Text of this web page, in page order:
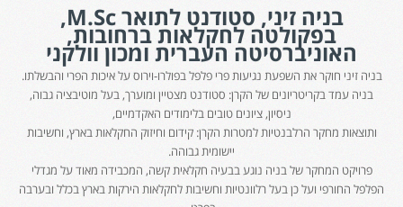
בניה זיני, סטודנט לתואר M.Sc,
בפקולטה לחקלאות ברחובות,
האוניברסיטה העברית ומכון וולקני
בניה זיני חוקר את השפעת נגיעות פרי פלפל בפולרו-וירוס על איכות הפרי והבשלתו.
בניה עמד בקריטריונים של הקרן: סטודנט מצטיין ומוערך, בעל מוטיבציה גבוה,
ניסיון, ציונים טובים בלימודים האקדמיים,
ותוצאות מחקר הרלבנטיות למטרות הקרן: קידום וחיזוק החקלאות בארץ, וחשיבות
יישומית גבוהה.
פרויקט המחקר של בניה נוגע בבעיה חקלאית קשה, המכבידה מאוד על מגדלי
הפלפל החורפי ועל כן בעל רלוונטיות וחשיבות לחקלאות הירקות בארץ בכלל ובערבה